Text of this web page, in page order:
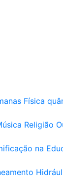
Física
Religião
na